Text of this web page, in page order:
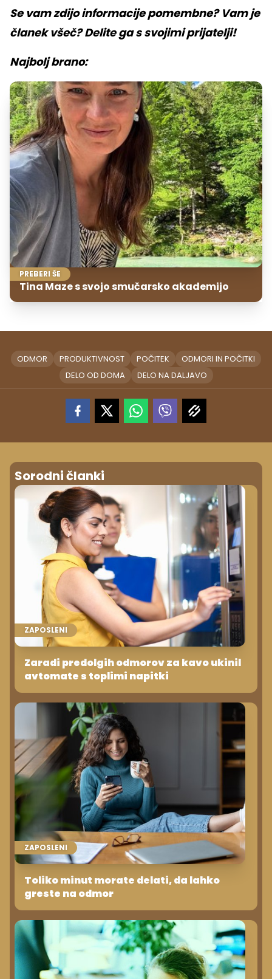
Se vam zdijo informacije pomembne? Vam je
članek všeč? Delite ga s svojimi prijatelji!
Najbolj brano:
PREBERI ŠE
Tina Maze s svojo smučarsko akademijo
ODMOR PRODUKTIVNOST POČITEK
ODMORI IN POČITKI
DELO OD DOMA
DELO NA DALJAVO
Sorodni članki
ZAPOSLENI
Zaradi predolgih odmorov za kavo ukinil
avtomate s toplimi napitki
ZAPOSLENI
Toliko minut morate delati, da lahko
greste na odmor